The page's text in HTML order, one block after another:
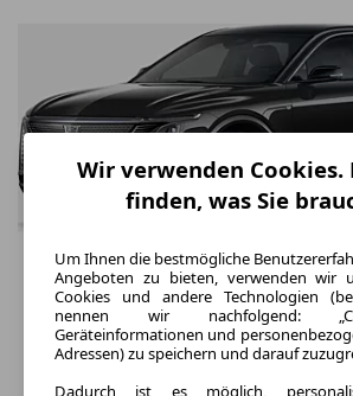
Wir verwenden Cookies.
finden, was Sie
Um Ihnen die bestmögliche
Angeboten zu bieten, verwenden wir
Cookies und andere Technologien
nennen wir nachfolgend:
Geräteinformationen und
Adressen) zu speichern und darauf
Dadurch ist es möglich,